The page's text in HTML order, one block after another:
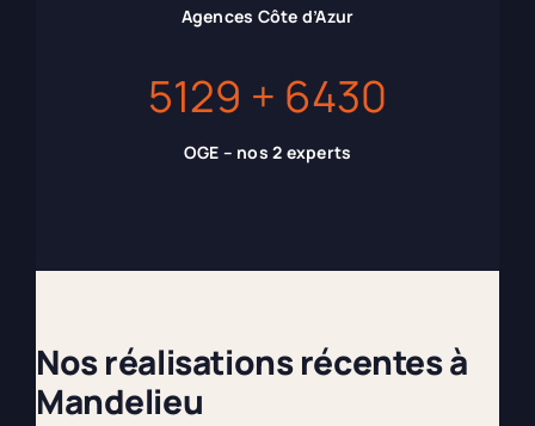
Agences Côte d’Azur
5129 + 6430
OGE – nos 2 experts
Nos réalisations récentes à
Mandelieu